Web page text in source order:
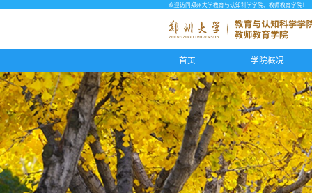
欢迎访问郑州大学教育与认知科学学院、教师教育学院！
首页 学院概况